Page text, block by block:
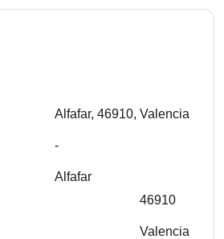
Alfafar, 46910, Valencia
-
Alfafar
46910
Valencia